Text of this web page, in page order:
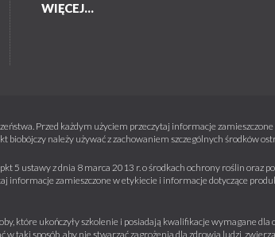
WIĘCEJ...
Przed każdym użyciem przeczytaj informacje
należy używać z zachowaniem szczególnych środków
5 ustawy z dnia 8 marca 2013 r. o środkach ochrony roślin oraz
zamieszczone w etykiecie i informacje dotyczące
które ukończyły szkolenie i posiadają kwalifikacje wymagane
taki sposób, aby nie stwarzać zagrożenia dla zdrowia ludzi,